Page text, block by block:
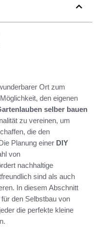
Ort zum
den eigenen
selber bauen
zu vereinen, um
die den
Planung einer DIY
von
nachhaltige
sind als auch
In diesem Abschnitt
den Selbstbau von
die perfekte kleine